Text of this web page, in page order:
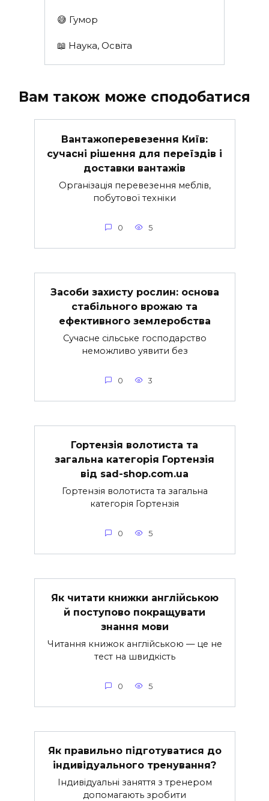
😅 Гумор
📖 Наука, Освіта
Вам також може сподобатися
Вантажоперевезення Київ:
сучасні рішення для переїздів і
доставки вантажів
Організація перевезення меблів,
побутової техніки
0 5
Засоби захисту рослин: основа
стабільного врожаю та
ефективного землеробства
Сучасне сільське господарство
неможливо уявити без
0 3
Гортензія волотиста та
загальна категорія Гортензія
від sad-shop.com.ua
Гортензія волотиста та загальна
категорія Гортензія
0 5
Як читати книжки англійською
й поступово покращувати
знання мови
Читання книжок англійською — це не
тест на швидкість
0 5
Як правильно підготуватися до
індивідуального тренування?
Індивідуальні заняття з тренером
допомагають зробити